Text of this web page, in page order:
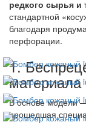
редкого сырья и
стандартной
благодаря
перфорации.
1.
материала
В основе модели
прошедшая